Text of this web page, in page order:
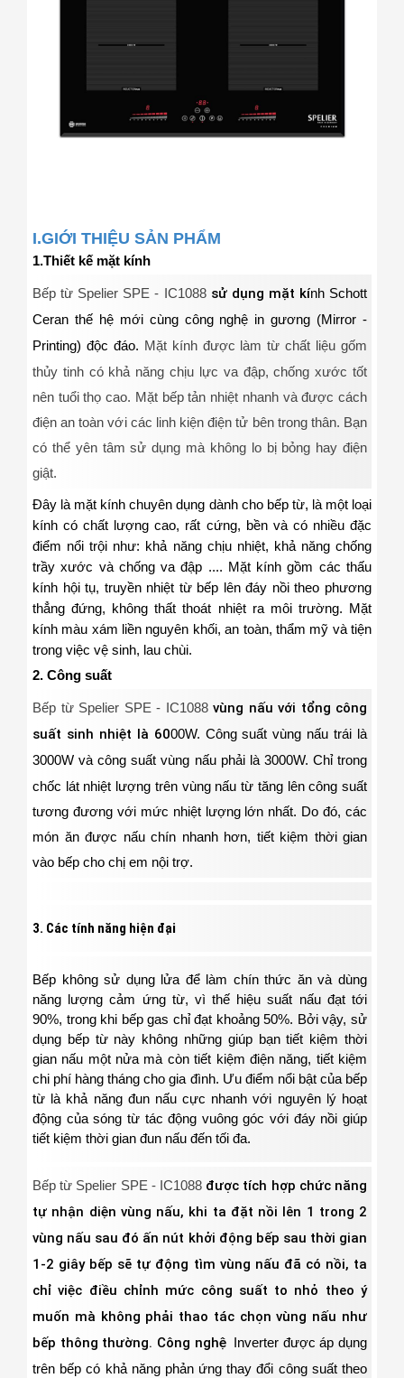
I.GIỚI THIỆU SẢN PHẨM
1.Thiết kế mặt kính
Bếp từ Spelier SPE - IC1088 sử dụng mặt kính Schott
Ceran thế hệ mới cùng công nghệ in gương (Mirror -
Printing) độc đáo. Mặt kính được làm từ chất liệu gốm
thủy tinh có khả năng chịu lực va đập, chống xước tốt
nên tuổi thọ cao. Mặt bếp tản nhiệt nhanh và được cách
điện an toàn với các linh kiện điện tử bên trong thân. Bạn
có thể yên tâm sử dụng mà không lo bị bỏng hay điện
giật.
Đây là mặt kính chuyên dụng dành cho bếp từ, là một loại
kính có chất lượng cao, rất cứng, bền và có nhiều đặc
điểm nổi trội như: khả năng chịu nhiệt, khả năng chống
trầy xước và chống va đập .... Mặt kính gồm các thấu
kính hội tụ, truyền nhiệt từ bếp lên đáy nồi theo phương
thẳng đứng, không thất thoát nhiệt ra môi trường. Mặt
kính màu xám liền nguyên khối, an toàn, thẩm mỹ và tiện
trong việc vệ sinh, lau chùi.
2. Công suất
Bếp từ Spelier SPE - IC1088vùng nấu với tổng công
suất sinh nhiệt là 6000W. Công suất vùng nấutrái là
3000W và công suất vùng nấu phải là 3000W. Chỉ trong
chốc lát nhiệt lượng trên vùng nấu từ tăng lên công suất
tương đương với mức nhiệt lượng lớn nhất. Do đó, các
món ăn được nấu chín nhanh hơn, tiết kiệm thời gian
vào bếp cho chị em nội trợ.
3. Các tính năng hiện đại
Bếp không sử dụng lửa để làm chín thức ăn và dùng
năng lượng cảm ứng từ, vì thế hiệu suất nấu đạt tới
90%, trong khi bếp gas chỉ đạt khoảng 50%. Bởi vậy, sử
dụng bếp từ này không những giúp bạn tiết kiệm thời
gian nấu một nửa mà còn tiết kiệm điện năng, tiết kiệm
chi phí hàng tháng cho gia đình. Ưu điểm nổi bật của bếp
từ là khả năng đun nấu cực nhanh với nguyên lý hoạt
động của sóng từ tác động vuông góc với đáy nồi giúp
tiết kiệm thời gian đun nấu đến tối đa.
Bếp từ Spelier SPE - IC1088 được tích hợp chức năng
tự nhận diện vùng nấu, khi ta đặt nồi lên 1 trong 2
vùng nấu sau đó ấn nút khởi động bếp sau thời gian
1-2 giây bếp sẽ tự động tìm vùng nấu đã có nồi, ta
chỉ việc điều chỉnh mức công suất to nhỏ theo ý
muốn mà không phải thao tác chọn vùng nấu như
bếp thông thường. Công nghệ Inverter được áp dụng
trên bếp có khả năng phản ứng thay đổi công suất theo